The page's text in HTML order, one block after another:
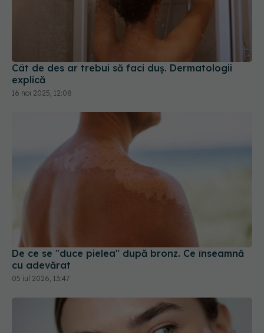
Cât de des ar trebui să faci duș. Dermatologii
explică
16 noi 2025, 12:08
De ce se "duce pielea" după bronz. Ce înseamnă
cu adevărat
05 iul 2026, 13:47